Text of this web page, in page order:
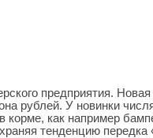
предприятия.
рублей. У новинки
корме, как например
тенденцию передка